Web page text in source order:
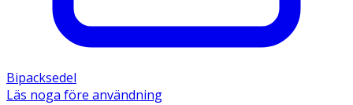
Bipacksedel
Läs noga före användning